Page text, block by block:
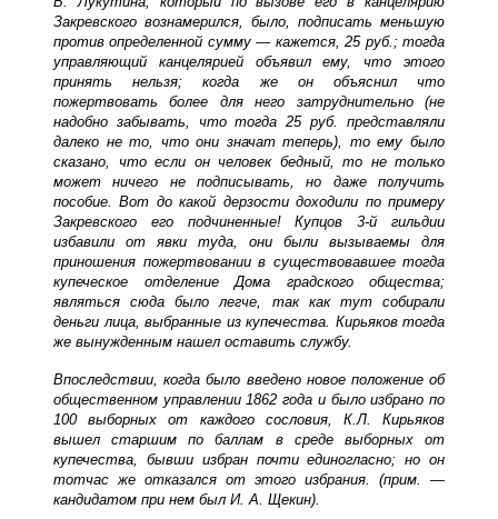
Закревского вознамерился, было, подписать меньшую
против определенной сумму — кажется, 25 руб.; тогда
управляющий канцелярией объявил ему, что этого
принять нельзя; когда же он объяснил что
пожертвовать более для него затруднительно (не
надобно забывать, что тогда 25 руб. представляли
далеко не то, что они значат теперь), то ему было
сказано, что если он человек бедный, то не только
может ничего не подписывать, но даже получить
пособие. Вот до какой дерзости доходили по примеру
Закревского его подчиненные! Купцов 3-й гильдии
избавили от явки туда, они были вызываемы для
приношения пожертвовании в существовавшее тогда
купеческое отделение Дома градского общества;
являться сюда было легче, так как тут собирали
деньги лица, выбранные из купечества. Кирьяков тогда
же вынужденным нашел оставить службу.
Впоследствии, когда было введено новое положение об
общественном управлении 1862 года и было избрано по
100 выборных от каждого сословия, К.Л. Кирьяков
вышел старшим по баллам в среде выборных от
купечества, бывши избран почти единогласно; но он
тотчас же отказался от этого избрания. (прим. —
кандидатом при нем был И. А. Щекин).